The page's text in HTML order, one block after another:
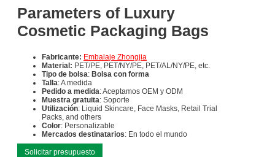
Parameters of Luxury
Cosmetic Packaging Bags
Fabricante: Embalaje Zhongjia
Material: PET/PE, PET/NY/PE, PET/AL/NY/PE, etc.
Tipo de bolsa: Bolsa con forma
Talla: A medida
Pedido a medida: Aceptamos OEM y ODM
Muestra gratuita: Soporte
Utilización: Liquid Skincare, Face Masks, Retail Trial
Packs, and others
Color: Personalizable
Mercados destinatarios: En todo el mundo
Solicitar presupuesto